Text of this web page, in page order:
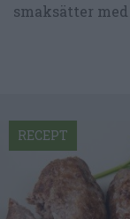
smaksätter
RECEPT